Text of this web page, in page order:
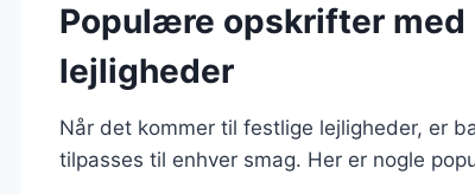
Populære opskrifter
lejligheder
Når det kommer til festlige lejligheder, er
tilpasses til enhver smag. Her er nogle